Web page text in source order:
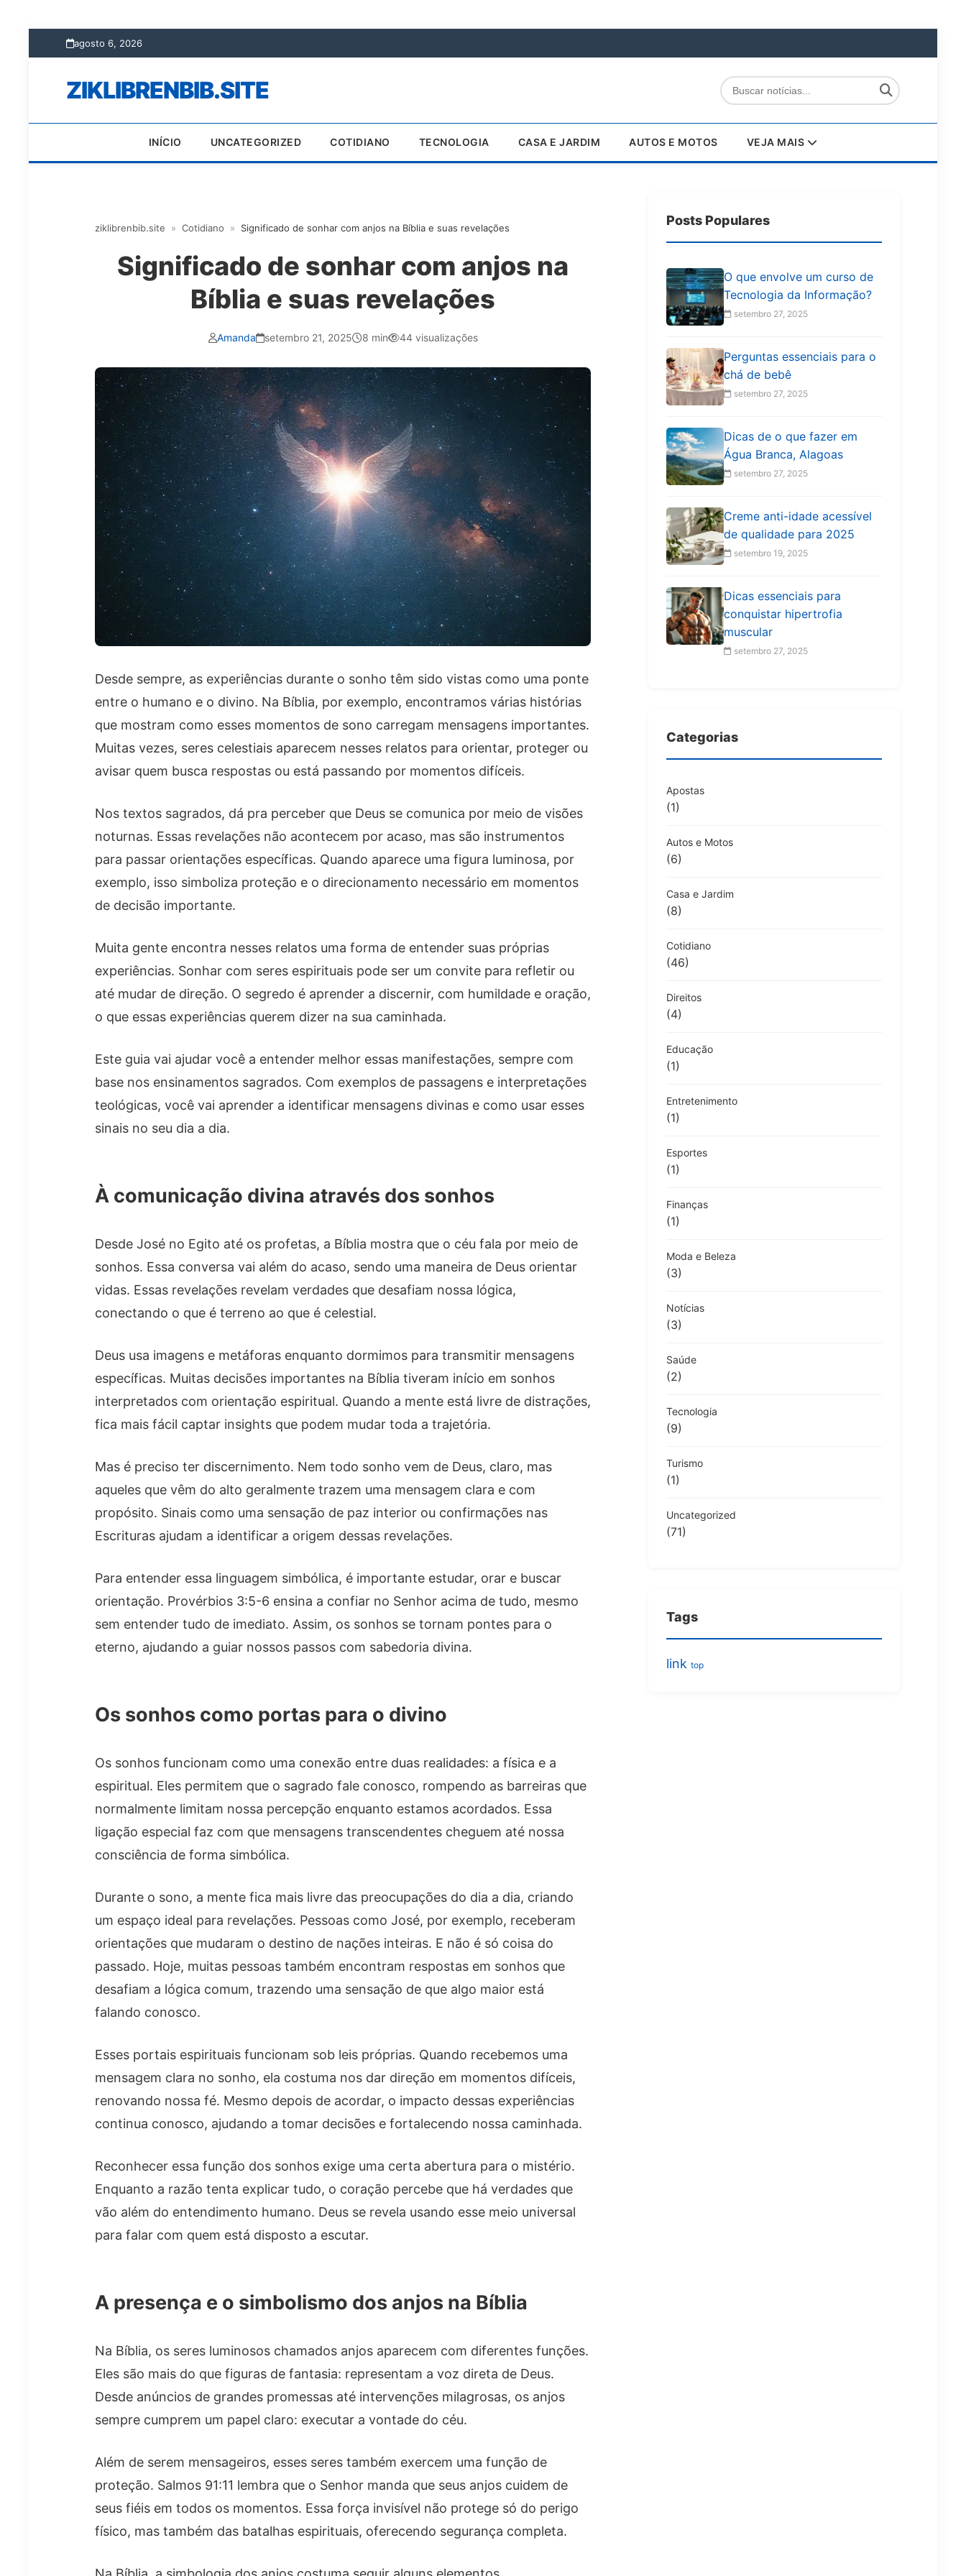
agosto 6, 2026
ZIKLIBRENBIB.SITE
INÍCIO UNCATEGORIZED COTIDIANO TECNOLOGIA CASA E JARDIM AUTOS E MOTOS VEJA MAIS
ziklibrenbib.site » Cotidiano » Significado de sonhar com anjos na Bíblia e suas revelações
Significado de sonhar com anjos na
Bíblia e suas revelações
Amanda setembro 21, 2025 8 min 44 visualizações
Desde sempre, as experiências durante o sonho têm sido vistas como uma ponte
entre o humano e o divino. Na Bíblia, por exemplo, encontramos várias histórias
que mostram como esses momentos de sono carregam mensagens importantes.
Muitas vezes, seres celestiais aparecem nesses relatos para orientar, proteger ou
avisar quem busca respostas ou está passando por momentos difíceis.
Nos textos sagrados, dá pra perceber que Deus se comunica por meio de visões
noturnas. Essas revelações não acontecem por acaso, mas são instrumentos
para passar orientações específicas. Quando aparece uma figura luminosa, por
exemplo, isso simboliza proteção e o direcionamento necessário em momentos
de decisão importante.
Muita gente encontra nesses relatos uma forma de entender suas próprias
experiências. Sonhar com seres espirituais pode ser um convite para refletir ou
até mudar de direção. O segredo é aprender a discernir, com humildade e oração,
o que essas experiências querem dizer na sua caminhada.
Este guia vai ajudar você a entender melhor essas manifestações, sempre com
base nos ensinamentos sagrados. Com exemplos de passagens e interpretações
teológicas, você vai aprender a identificar mensagens divinas e como usar esses
sinais no seu dia a dia.
À comunicação divina através dos sonhos
Desde José no Egito até os profetas, a Bíblia mostra que o céu fala por meio de
sonhos. Essa conversa vai além do acaso, sendo uma maneira de Deus orientar
vidas. Essas revelações revelam verdades que desafiam nossa lógica,
conectando o que é terreno ao que é celestial.
Deus usa imagens e metáforas enquanto dormimos para transmitir mensagens
específicas. Muitas decisões importantes na Bíblia tiveram início em sonhos
interpretados com orientação espiritual. Quando a mente está livre de distrações,
fica mais fácil captar insights que podem mudar toda a trajetória.
Mas é preciso ter discernimento. Nem todo sonho vem de Deus, claro, mas
aqueles que vêm do alto geralmente trazem uma mensagem clara e com
propósito. Sinais como uma sensação de paz interior ou confirmações nas
Escrituras ajudam a identificar a origem dessas revelações.
Para entender essa linguagem simbólica, é importante estudar, orar e buscar
orientação. Provérbios 3:5-6 ensina a confiar no Senhor acima de tudo, mesmo
sem entender tudo de imediato. Assim, os sonhos se tornam pontes para o
eterno, ajudando a guiar nossos passos com sabedoria divina.
Os sonhos como portas para o divino
Os sonhos funcionam como uma conexão entre duas realidades: a física e a
espiritual. Eles permitem que o sagrado fale conosco, rompendo as barreiras que
normalmente limitam nossa percepção enquanto estamos acordados. Essa
ligação especial faz com que mensagens transcendentes cheguem até nossa
consciência de forma simbólica.
Durante o sono, a mente fica mais livre das preocupações do dia a dia, criando
um espaço ideal para revelações. Pessoas como José, por exemplo, receberam
orientações que mudaram o destino de nações inteiras. E não é só coisa do
passado. Hoje, muitas pessoas também encontram respostas em sonhos que
desafiam a lógica comum, trazendo uma sensação de que algo maior está
falando conosco.
Esses portais espirituais funcionam sob leis próprias. Quando recebemos uma
mensagem clara no sonho, ela costuma nos dar direção em momentos difíceis,
renovando nossa fé. Mesmo depois de acordar, o impacto dessas experiências
continua conosco, ajudando a tomar decisões e fortalecendo nossa caminhada.
Reconhecer essa função dos sonhos exige uma certa abertura para o mistério.
Enquanto a razão tenta explicar tudo, o coração percebe que há verdades que
vão além do entendimento humano. Deus se revela usando esse meio universal
para falar com quem está disposto a escutar.
A presença e o simbolismo dos anjos na Bíblia
Na Bíblia, os seres luminosos chamados anjos aparecem com diferentes funções.
Eles são mais do que figuras de fantasia: representam a voz direta de Deus.
Desde anúncios de grandes promessas até intervenções milagrosas, os anjos
sempre cumprem um papel claro: executar a vontade do céu.
Além de serem mensageiros, esses seres também exercem uma função de
proteção. Salmos 91:11 lembra que o Senhor manda que seus anjos cuidem de
seus fiéis em todos os momentos. Essa força invisível não protege só do perigo
físico, mas também das batalhas espirituais, oferecendo segurança completa.
Posts Populares
O que envolve um curso de
Tecnologia da Informação?
setembro 27, 2025
Perguntas essenciais para o
chá de bebê
setembro 27, 2025
Dicas de o que fazer em
Água Branca, Alagoas
setembro 27, 2025
Creme anti-idade acessível
de qualidade para 2025
setembro 19, 2025
Dicas essenciais para
conquistar hipertrofia
muscular
setembro 27, 2025
Categorias
Apostas
(1)
Autos e Motos
(6)
Casa e Jardim
(8)
Cotidiano
(46)
Direitos
(4)
Educação
(1)
Entretenimento
(1)
Esportes
(1)
Finanças
(1)
Moda e Beleza
(3)
Notícias
(3)
Saúde
(2)
Tecnologia
(9)
Turismo
(1)
Uncategorized
(71)
Tags
link top